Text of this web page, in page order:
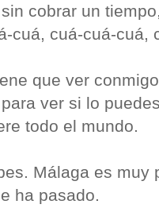
cobrar un
cuá, cuá-cuá-cuá,
que ver
para ver si lo
todo el mundo.
Málaga es
ha pasado.